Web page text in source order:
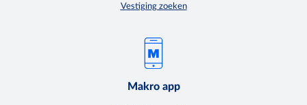
Vestiging zoeken
Makro app